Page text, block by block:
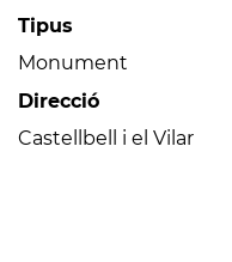
Tipus
Monument
Direcció
Castellbell i el Vilar